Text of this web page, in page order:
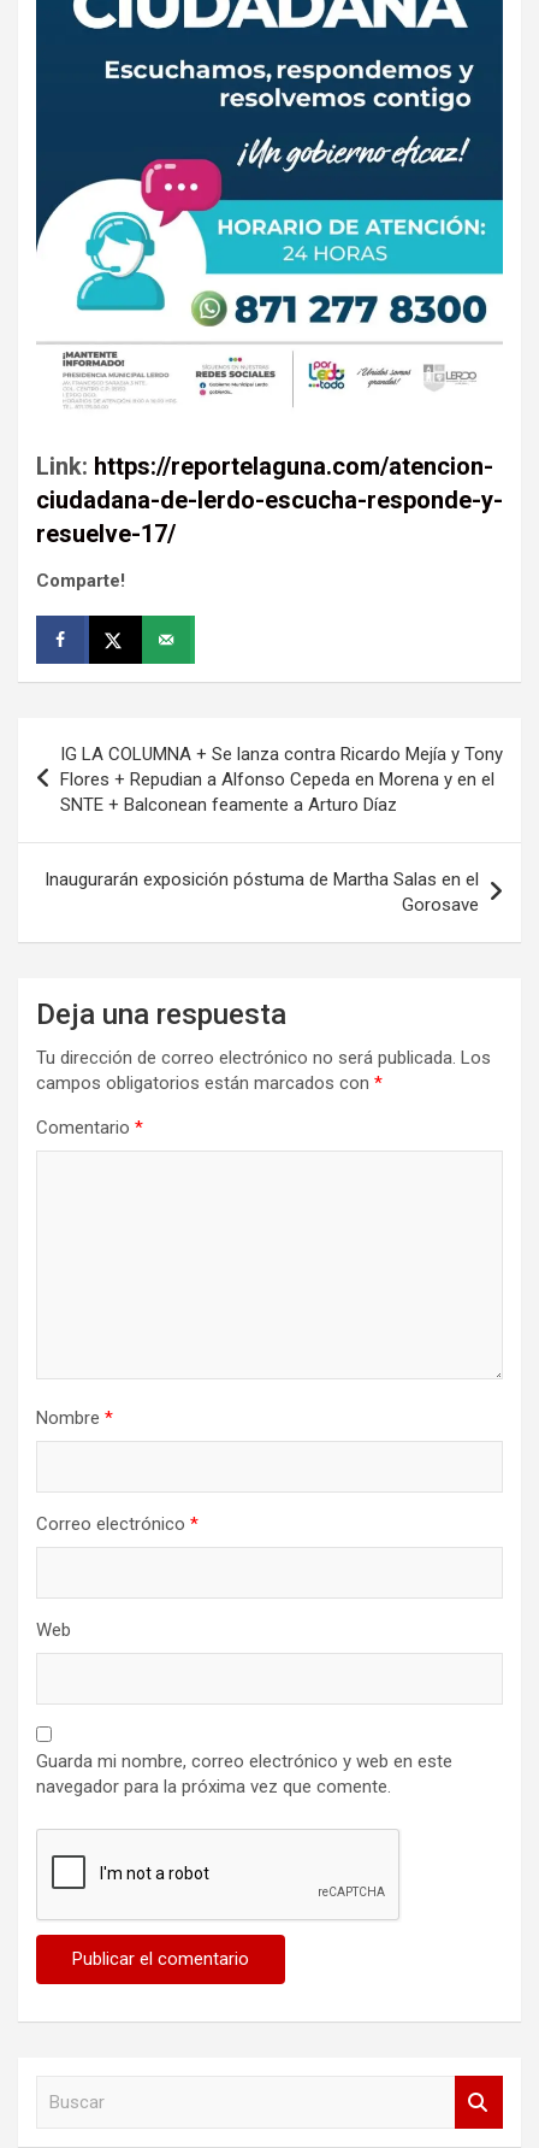
Link: https://reportelaguna.com/atencion-
ciudadana-de-lerdo-escucha-responde-y-
resuelve-17/
Comparte!
de
entradas
IG LA COLUMNA + Se lanza contra Ricardo Mejía y Tony
Flores + Repudian a Alfonso Cepeda en Morena y en el
SNTE + Balconean feamente a Arturo Díaz
Inaugurarán exposición póstuma de Martha Salas en el
Gorosave
Deja una respuesta
Tu dirección de correo electrónico no será publicada. Los
campos obligatorios están marcados con *
Comentario *
Nombre *
Correo electrónico *
Web
Guarda mi nombre, correo electrónico y web en este
navegador para la próxima vez que comente.